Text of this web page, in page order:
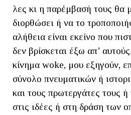
λες κι η παρέμβασή τους θα
διορθώσει ή να το
αλήθεια είναι εκείνο που
δεν βρίσκεται έξω απ’
κίνημα woke, μου εξηγούν,
σύνολο πνευματικών ή
και τους πρωτεργάτες τους ή
στις ιδέες ή στη δράση των